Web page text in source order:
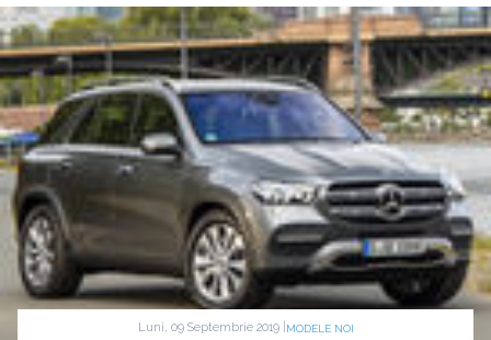
Luni, 09 Septembrie 2019 | MODELE NOI